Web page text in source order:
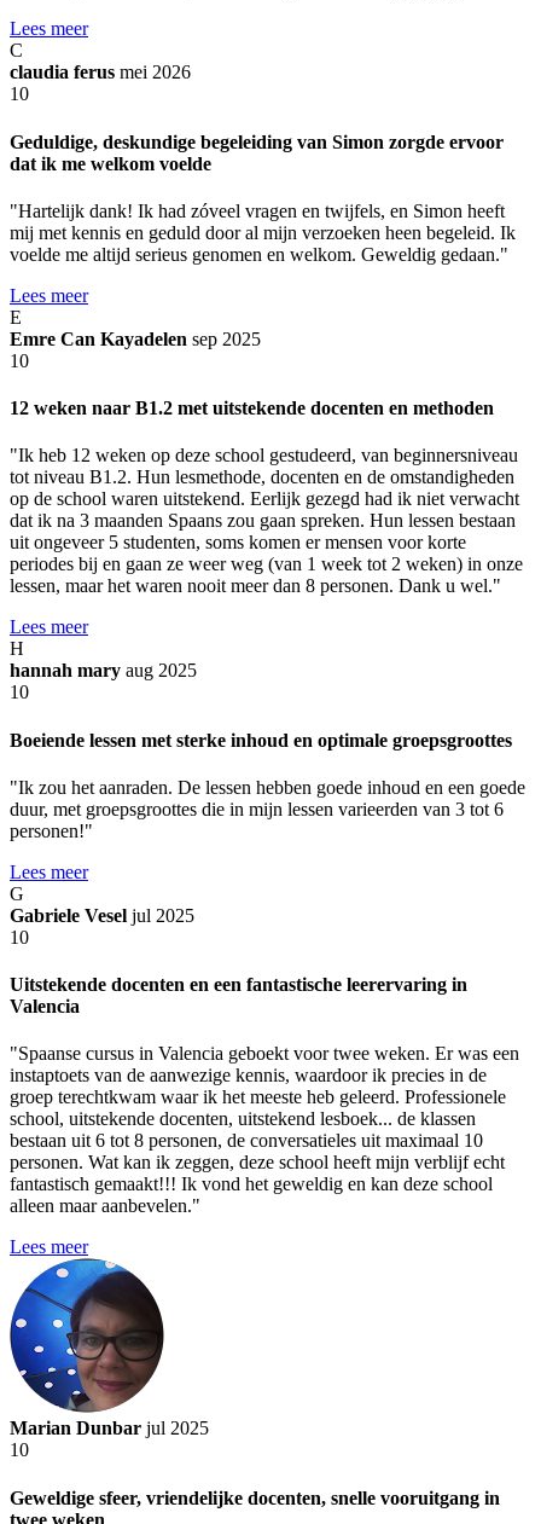
Lees meer
C
claudia ferus mei 2026
10
Geduldige, deskundige begeleiding van Simon zorgde ervoor
dat ik me welkom voelde
"Hartelijk dank! Ik had zóveel vragen en twijfels, en Simon heeft
mij met kennis en geduld door al mijn verzoeken heen begeleid. Ik
voelde me altijd serieus genomen en welkom. Geweldig gedaan."
Lees meer
E
Emre Can Kayadelen sep 2025
10
12 weken naar B1.2 met uitstekende docenten en methoden
"Ik heb 12 weken op deze school gestudeerd, van beginnersniveau
tot niveau B1.2. Hun lesmethode, docenten en de omstandigheden
op de school waren uitstekend. Eerlijk gezegd had ik niet verwacht
dat ik na 3 maanden Spaans zou gaan spreken. Hun lessen bestaan
uit ongeveer 5 studenten, soms komen er mensen voor korte
periodes bij en gaan ze weer weg (van 1 week tot 2 weken) in onze
lessen, maar het waren nooit meer dan 8 personen. Dank u wel."
Lees meer
H
hannah mary aug 2025
10
Boeiende lessen met sterke inhoud en optimale groepsgroottes
"Ik zou het aanraden. De lessen hebben goede inhoud en een goede
duur, met groepsgroottes die in mijn lessen varieerden van 3 tot 6
personen!"
Lees meer
G
Gabriele Vesel jul 2025
10
Uitstekende docenten en een fantastische leerervaring in
Valencia
"Spaanse cursus in Valencia geboekt voor twee weken. Er was een
instaptoets van de aanwezige kennis, waardoor ik precies in de
groep terechtkwam waar ik het meeste heb geleerd. Professionele
school, uitstekende docenten, uitstekend lesboek... de klassen
bestaan uit 6 tot 8 personen, de conversatieles uit maximaal 10
personen. Wat kan ik zeggen, deze school heeft mijn verblijf echt
fantastisch gemaakt!!! Ik vond het geweldig en kan deze school
alleen maar aanbevelen."
Lees meer
Marian Dunbar jul 2025
10
Geweldige sfeer, vriendelijke docenten, snelle vooruitgang in
twee weken